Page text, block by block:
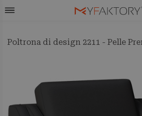
Poltrona di design 2211 - Pelle